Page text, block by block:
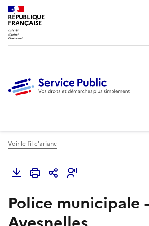
RÉPUBLIQUE
FRANÇAISE
Voir le fil d'ariane
Police municipale -